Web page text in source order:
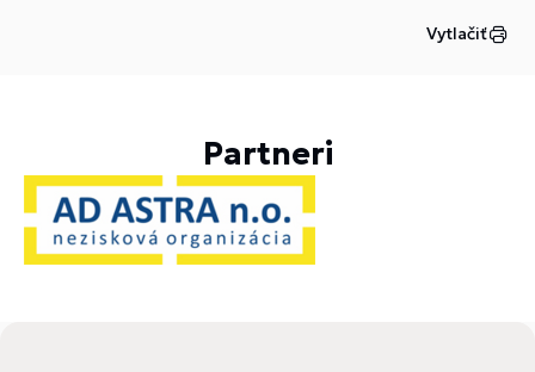
Vytlačiť
Partneri